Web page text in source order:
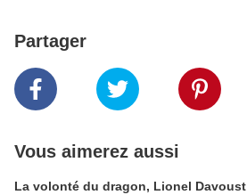
Partager
Vous aimerez aussi
La volonté du dragon, Lionel Davoust